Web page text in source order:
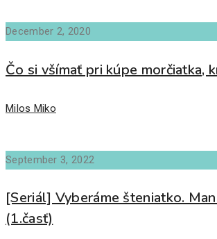
December 2, 2020
Čo si všímať pri kúpe morčiatka,
Author
Milos Miko
September 3, 2022
[Seriál] Vyberáme šteniatko.
(1.časť)